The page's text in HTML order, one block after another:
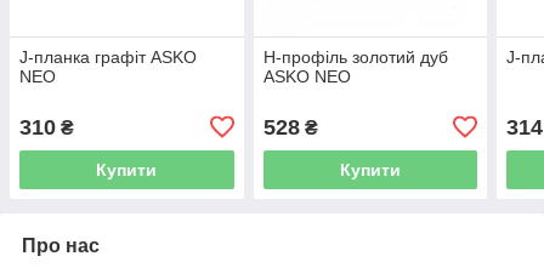
J-планка графіт ASKO
NEO
310 ₴
Купити
Н-профіль золотий дуб
ASKO NEO
528₴
Купити
J-
314
Про нас